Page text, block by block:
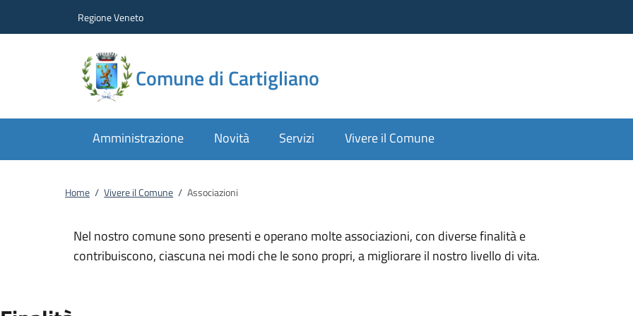
Regione Veneto
Comune di Cartigliano
Amministrazione Novità Servizi Vivere il Comune
Home / Vivere il Comune / Associazioni
Nel nostro comune sono presenti e operano molte associazioni, con diverse finalità e
contribuiscono, ciascuna nei modi che le sono propri, a migliorare il nostro livello di vita.